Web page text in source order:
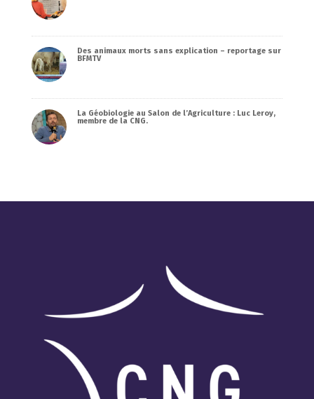
Des animaux morts sans explication – reportage sur
BFMTV
La Géobiologie au Salon de l’Agriculture : Luc Leroy,
membre de la CNG.